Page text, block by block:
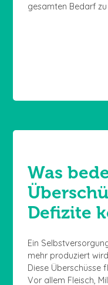
gesamten Bedarf
Was
Defizite
Ein
mehr produziert
Diese Überschüsse
Vor allem Fleisch,